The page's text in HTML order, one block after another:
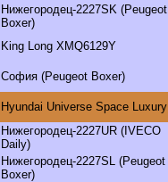
Нижегородец-2227SK (Peugeot
Boxer)
King Long XMQ6129Y
София (Peugeot Boxer)
Hyundai Universe Space Luxury
Нижегородец-2227UR (IVECO
Daily)
Нижегородец-2227SL (Peugeot
Boxer)